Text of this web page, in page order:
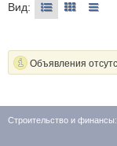
Вид:
Объявления
Строительство и